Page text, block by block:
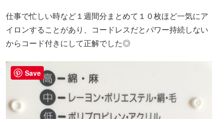
仕事で忙しい時など１週間分まとめて１０枚ほど一気にア
イロンすることがあり、コードレスだとパワー持続しない
からコード付きにして正解でした◎
Save